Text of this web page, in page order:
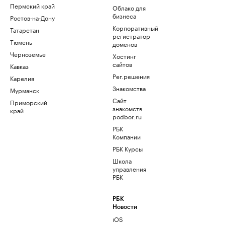
Пермский край
Ростов-на-Дону
Татарстан
Тюмень
Черноземье
Кавказ
Карелия
Мурманск
Приморский
край
Облако для
бизнеса
Корпоративный
регистратор
доменов
Хостинг
сайтов
Рег.решения
Знакомства
Сайт
знакомств
podbor.ru
РБК
Компании
РБК Курсы
Школа
управления
РБК
РБК
Новости
iOS